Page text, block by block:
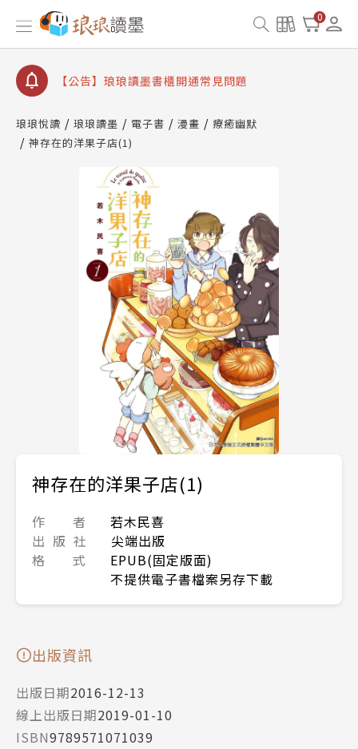
0
【公告】琅琅讀墨數位閱讀資產合併與書櫃開通申請
【公告】琅琅讀墨書櫃開通常見問題
【公告】琅琅讀墨 3 分鐘完成書櫃開通與資產合併申
查詢
【公告】琅琅讀墨數位閱讀資產合併與書櫃開通申請
琅琅悅讀 琅琅讀墨 電子書 漫畫
療癒幽默
神存在的洋果子店(1)
神存在的洋果子店(1)
作 者
若木民喜
出 版 社
尖端出版
格 式
EPUB(固定版面)
不提供電子書檔案另存下載
出版資訊
出版日期2016-12-13
線上出版日期2019-01-10
ISBN9789571071039